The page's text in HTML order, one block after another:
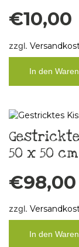
€10,00
zzgl.
In den
50 x 50 cm
€98,00
zzgl.
In den